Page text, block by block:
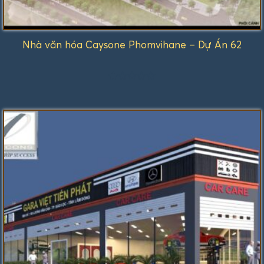
Nhà văn hóa Caysone Phomvihane – Dự Án 62
hạng